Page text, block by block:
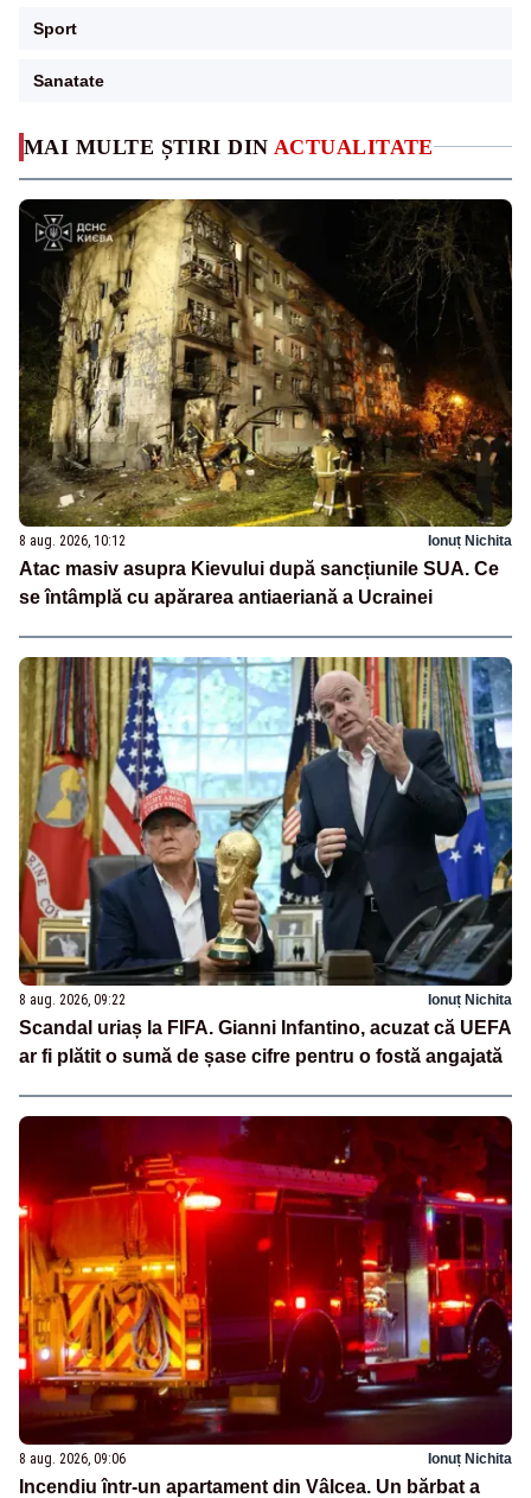
MAI MULTE ȘTIRI DIN ACTUALITATE
8 aug. 2026, 10:12 Ionuț Nichita
Atac masiv asupra Kievului după sancțiunile SUA. Ce
se întâmplă cu apărarea antiaeriană a Ucrainei
8 aug. 2026, 09:22 Ionuț Nichita
Scandal uriaș la FIFA. Gianni Infantino, acuzat că UEFA
ar fi plătit o sumă de șase cifre pentru o fostă angajată
8 aug. 2026, 09:06 Ionuț Nichita
Incendiu într-un apartament din Vâlcea. Un bărbat a
Sport
Sanatate